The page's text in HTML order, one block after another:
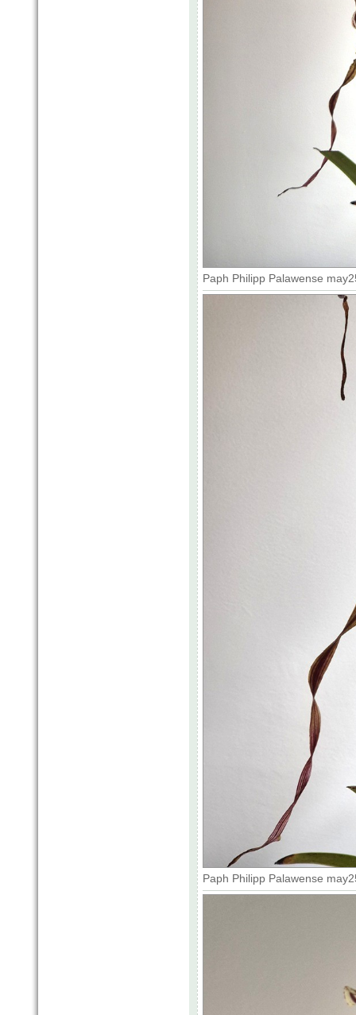
Paph Philipp Palawense
Paph Philipp Palawense